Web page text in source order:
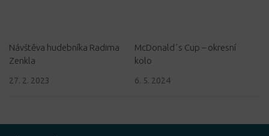
Návštěva hudebníka Radima
Zenkla
27. 2. 2023
McDonald´s Cup – okresní
kolo
6. 5. 2024